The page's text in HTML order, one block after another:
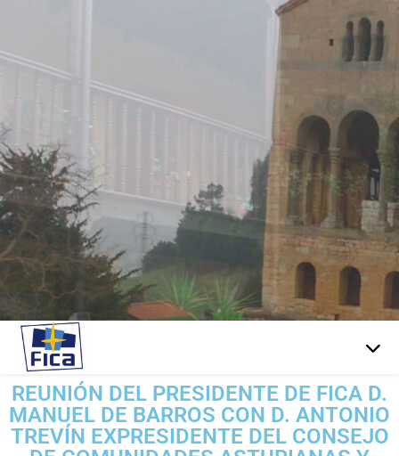
REUNIÓN DEL PRESIDENTE DE FICA D.
MANUEL DE BARROS CON D. ANTONIO
TREVÍN EXPRESIDENTE DEL CONSEJO